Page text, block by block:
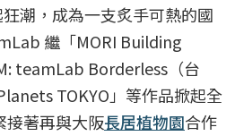
潮，成為一支炙手可熱的國
繼「MORI Building
teamLab Borderless（台
TOKYO」等作品掀起全
接著再與大阪長居植物園合作